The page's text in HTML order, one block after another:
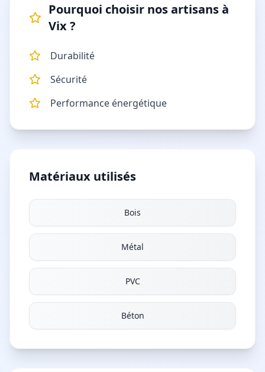
Pourquoi choisir nos artisans à
Vix?
Durabilité
Sécurité
Performance énergétique
Matériaux utilisés
Bois
Métal
PVC
Béton